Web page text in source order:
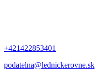
+421422853401
podatelna@lednickerovne.sk